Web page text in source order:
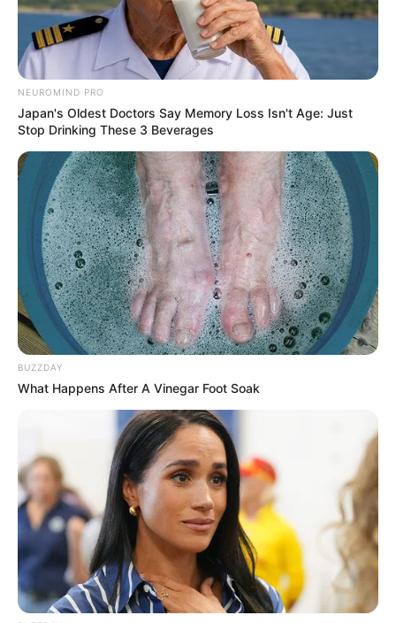
Laras Kinanda
Shenina Cinnamon Megan Domani
Beby Tsabina Salshabilla Adriani
TULIS KOMENTAR
Alamat email Anda tidak akan dipublikasikan. Ruas yang wajib ditandai *
NEUROMIND PRO
Japan's Oldest Doctors Say Memory Loss Isn't Age: Just
Stop Drinking These 3 Beverages
BUZZDAY
What Happens After A Vinegar Foot Soak